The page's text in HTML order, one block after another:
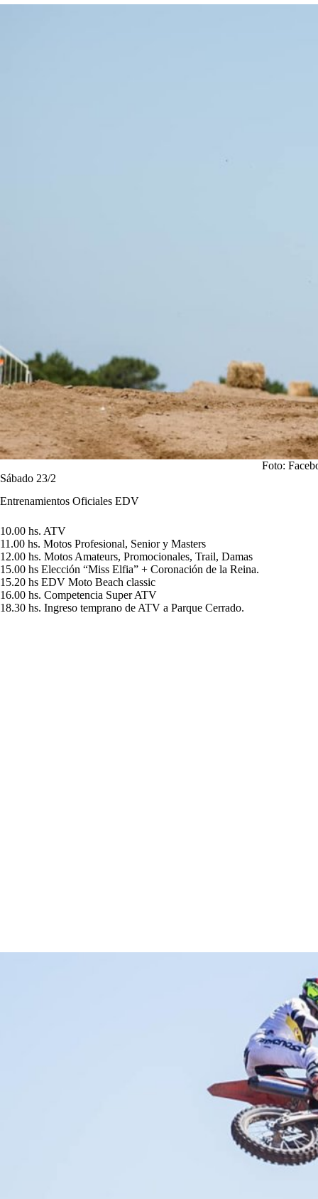
Foto:
Sábado 23/2
Entrenamientos Oficiales EDV
10.00 hs. ATV
11.00 hs. Motos Profesional, Senior y Masters
12.00 hs. Motos Amateurs, Promocionales, Trail, Damas
15.00 hs Elección “Miss Elfia” + Coronación de la Reina.
15.20 hs EDV Moto Beach classic
16.00 hs. Competencia Super ATV
18.30 hs. Ingreso temprano de ATV a Parque Cerrado.